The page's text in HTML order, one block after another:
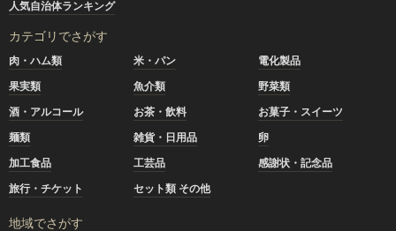
人気自治体ランキング
カテゴリでさがす
肉・ハム類 米・パン
電化製品
果実類
魚介類
野菜類
酒・アルコール
お茶・飲料
お菓子・スイーツ
麺類
雑貨・日用品
卵
加工食品
工芸品
感謝状・記念品
旅行・チケット
セット類 その他
地域でさがす